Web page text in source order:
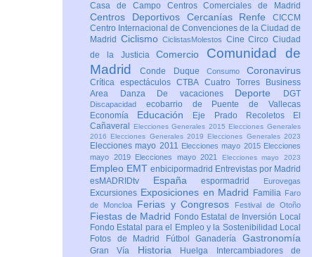
Casa de Campo Centros Comerciales de Madrid
Centros Deportivos Cercanías Renfe CICCM
Centro Internacional de Convenciones de la Ciudad de
Madrid CiclismoCiclistasMolestos CineCircoCiudad
de la JusticiaComercio Comunidad de
MadridConde Duque Consumo Coronavirus
Crítica espectáculosCTBA Cuatro Torres Business
Area
Danza De vacaciones Deporte DGT
Discapacidad ecobarrio de Puente de Vallecas
Economía Educación Eje Prado Recoletos
El
Cañaveral
Elecciones Generales 2015 Elecciones Generales
2016 Elecciones Generales 2019 Elecciones Generales 2023
Elecciones mayo 2011 Elecciones mayo 2015 Elecciones
mayo 2019
Elecciones mayo 2021 Elecciones mayo 2023
Empleo EMT enbicipormadrid Entrevistas por Madrid
esMADRIDtv Españaespormadrid Eurovegas
Excursiones Exposiciones en Madrid Familia Faro
de Moncloa
Ferias y Congresos Festival de Otoño
Fiestas de Madrid Fondo Estatal de Inversión Local
Fondo Estatal para el Empleo y la Sostenibilidad Local
Fotos de Madrid
FútbolGanaderíaGastronomía
Gran Vía Historia Huelga
Intercambiadores de